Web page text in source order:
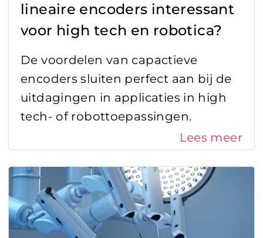
lineaire encoders interessant
voor high tech en robotica?
De voordelen van capactieve
encoders sluiten perfect aan bij de
uitdagingen in applicaties in high
tech- of robottoepassingen.
Lees meer